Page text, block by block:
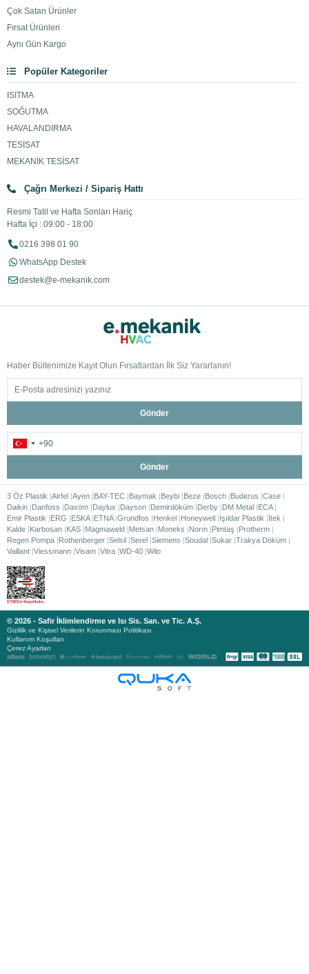
Çok Satan Ürünler
Fırsat Ürünleri
Aynı Gün Kargo
Popüler Kategoriler
ISITMA
SOĞUTMA
HAVALANDIRMA
TESİSAT
MEKANİK TESİSAT
Çağrı Merkezi / Sipariş Hattı
Resmi Tatil ve Hafta Sonları Hariç
Hafta İçi : 09:00 - 18:00
0216 398 01 90
WhatsApp Destek
destek@e-mekanik.com
Haber Bültenimize Kayıt Olun Fırsatlardan İlk Siz Yararlanın!
Gönder
Gönder
3 Öz Plastik Airfel Ayen BAY-TEC Baymak Beybi Beze Bosch Buderus Case
Daikin Danfoss Daxom Daylux Dayson Demirdöküm Derby DM Metal ECA
Emir Plastik
ERG ESKA ETNA Grundfos Henkel Honeywell Işıldar Plastik
İtek
Kalde Karbosan KAS Magmaweld Metsan Moneks Norm Pimtaş
Protherm
Regen Pompa Rothenberger Selsil Serel Siemens Soudal Sukar Trakya Döküm
Vaillant Viessmann Visam Vitra WD-40 Wilo
© 2026 - Safir İklimlendirme ve Isı Sis. San. ve Tic. A.Ş.
Gizlilik ve Kişisel Verilerin Korunması Politikası
Kullanım Koşulları
Çerez Ayarları